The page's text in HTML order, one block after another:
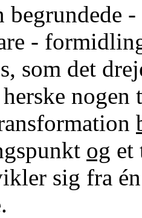
begrundede
-
som det
nogen
og et
sig fra